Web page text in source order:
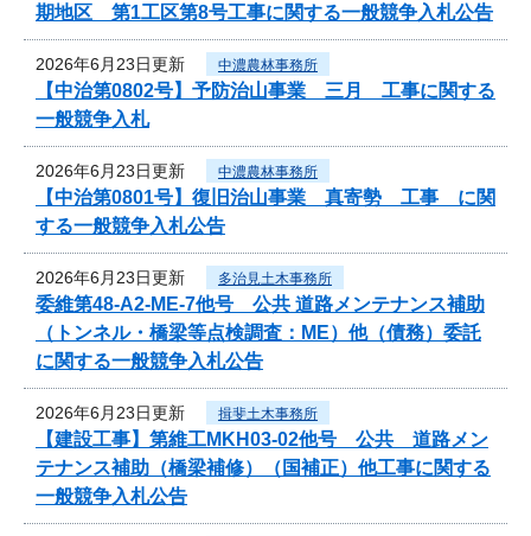
期地区 第1工区第8号工事に関する一般競争入札公告
2026年6月23日更新 中濃農林事務所
【中治第0802号】予防治山事業 三月 工事に関する
一般競争入札
2026年6月23日更新 中濃農林事務所
【中治第0801号】復旧治山事業 真寄勢 工事 に関
する一般競争入札公告
2026年6月23日更新 多治見土木事務所
委維第48-A2-ME-7他号 公共 道路メンテナンス補助
（トンネル・橋梁等点検調査：ME）他（債務）委託
に関する一般競争入札公告
2026年6月23日更新 揖斐土木事務所
【建設工事】第維工MKH03-02他号 公共 道路メン
テナンス補助（橋梁補修）（国補正）他工事に関する
一般競争入札公告